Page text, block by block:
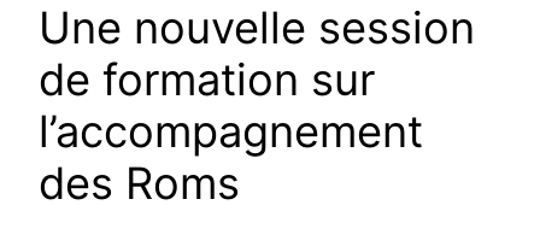
Une nouvelle session
de formation sur
l’accompagnement
des Roms